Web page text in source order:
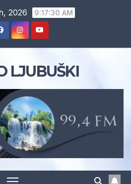
2026 9:17:31 AM
LJUBUŠKI